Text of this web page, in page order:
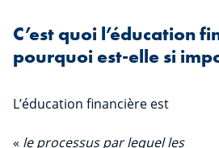
C’est quoi l’éducation
pourquoi est-elle si
L’éducation financière est
« le processus par lequel les